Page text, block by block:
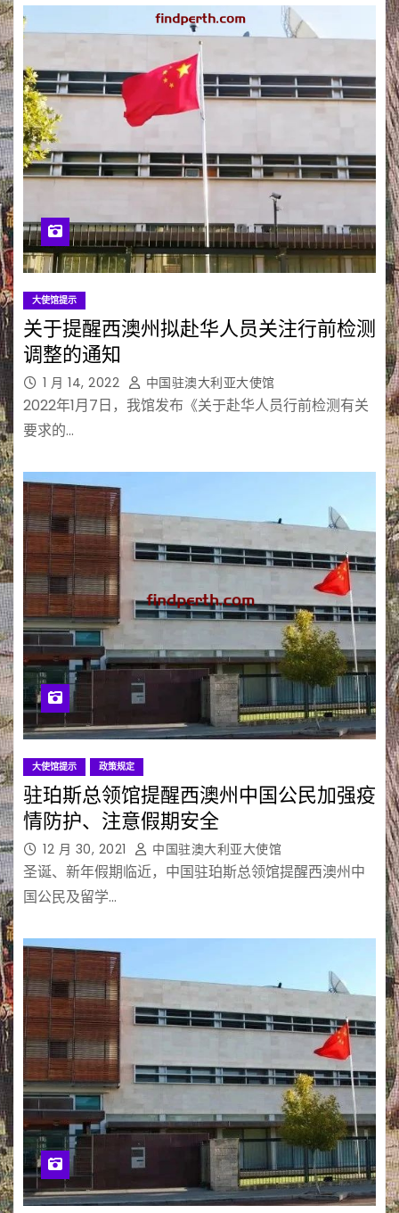
大使馆提示
关于提醒西澳州拟赴华人员关注行前检测
调整的通知
1 月 14, 2022 中国驻澳大利亚大使馆
2022年1月7日，我馆发布《关于赴华人员行前检测有关
要求的…
大使馆提示 政策规定
驻珀斯总领馆提醒西澳州中国公民加强疫
情防护、注意假期安全
12 月 30, 2021 中国驻澳大利亚大使馆
圣诞、新年假期临近，中国驻珀斯总领馆提醒西澳州中
国公民及留学…